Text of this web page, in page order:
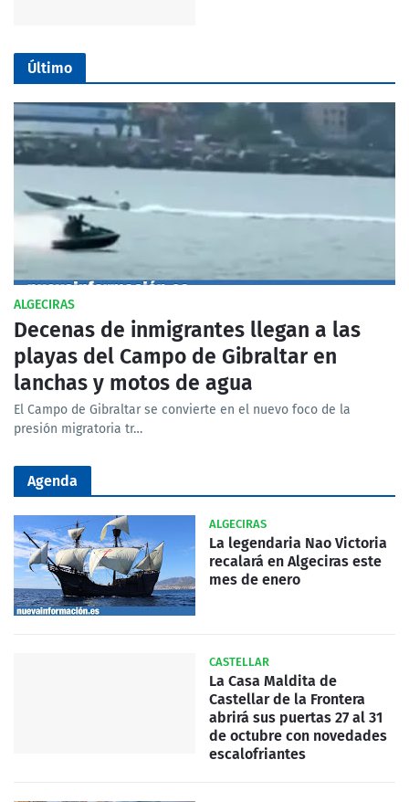
Último
ALGECIRAS
Decenas de inmigrantes llegan a las
playas del Campo de Gibraltar en
lanchas y motos de agua
El Campo de Gibraltar se convierte en el nuevo foco de la
presión migratoria tr…
Agenda
ALGECIRAS
La legendaria Nao Victoria
recalará en Algeciras este
mes de enero
CASTELLAR
La Casa Maldita de
Castellar de la Frontera
abrirá sus puertas 27 al 31
de octubre con novedades
escalofriantes